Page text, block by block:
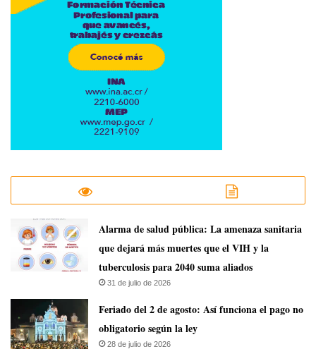
​Alarma de salud pública: La amenaza sanitaria
que dejará más muertes que el VIH y la
tuberculosis para 2040 suma aliados
31 de julio de 2026
Feriado del 2 de agosto: Así funciona el pago no
obligatorio según la ley
28 de julio de 2026